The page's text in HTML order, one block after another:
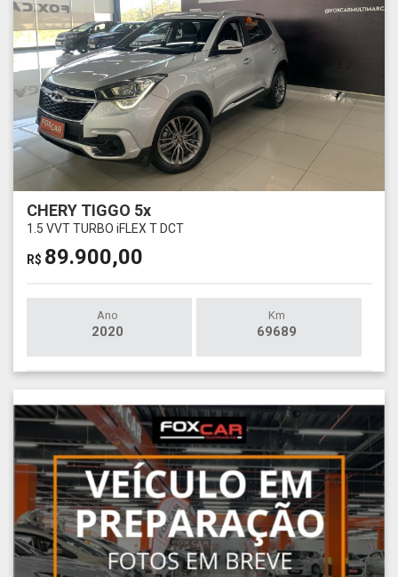
CHERY TIGGO 5x
1.5 VVT TURBO iFLEX T DCT
R$ 89.900,00
Ano
2020
Km
69689